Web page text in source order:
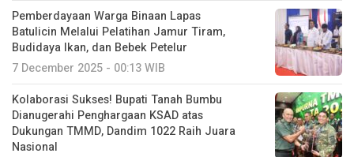
Pemberdayaan Warga Binaan Lapas
Batulicin Melalui Pelatihan Jamur Tiram,
Budidaya Ikan, dan Bebek Petelur
7 December 2025 - 00:13 WIB
Kolaborasi Sukses! Bupati Tanah Bumbu
Dianugerahi Penghargaan KSAD atas
Dukungan TMMD, Dandim 1022 Raih Juara
Nasional